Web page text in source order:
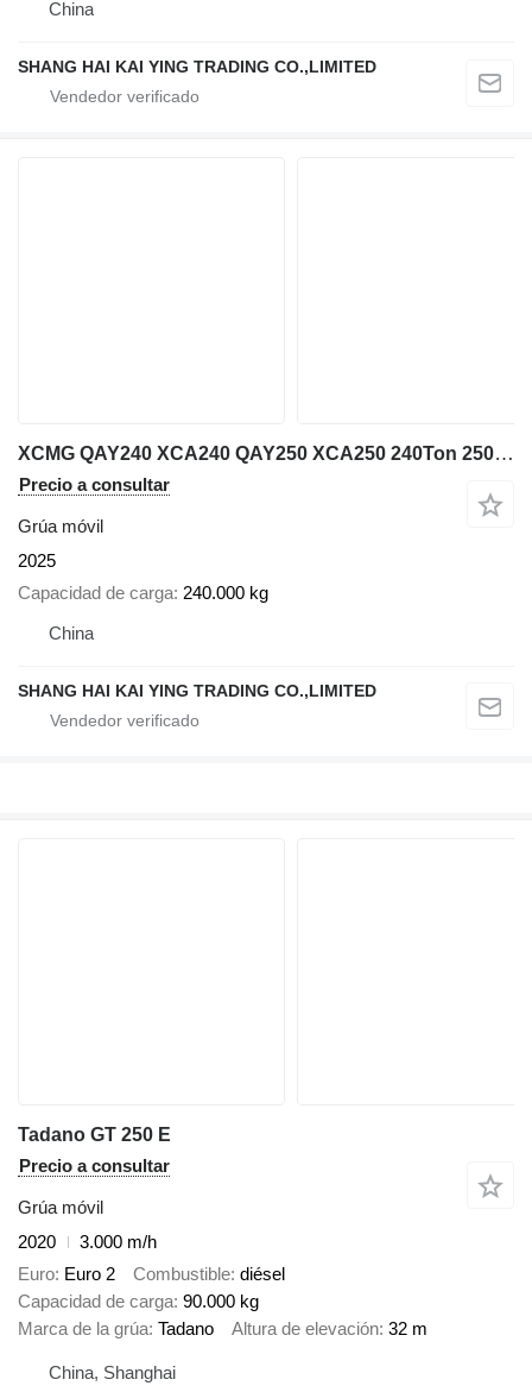
China
SHANG HAI KAI YING TRADING CO.,LIMITED
XCMG QAY240 XCA240 QAY250 XCA250 240Ton 250ton 260ton 300ton 350ton
Precio a consultar
Grúa móvil
2025
Capacidad de carga 240.000 kg
China
SHANG HAI KAI YING TRADING CO.,LIMITED
Tadano GT 250 E
Precio a consultar
Grúa móvil
2020
3.000 m/h
Euro Euro 2 Combustible diésel
Capacidad de carga 90.000 kg
Marca de la grúa Tadano Altura de elevación 32 m
China, Shanghai